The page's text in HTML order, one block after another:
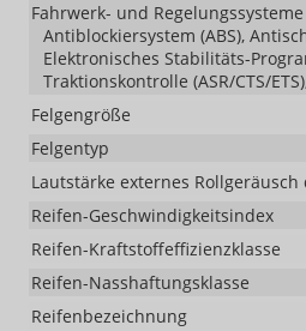
Fahrwerk- und Regelungssysteme
Antiblockiersystem (ABS),
Elektronisches Stabilitäts-
Traktionskontrolle (ASR/CTS/
Felgengröße
Felgentyp
Lautstärke externes Rollgeräusch
Reifen-Geschwindigkeitsindex
Reifen-Kraftstoffeffizienzklasse
Reifen-Nasshaftungsklasse
Reifenbezeichnung